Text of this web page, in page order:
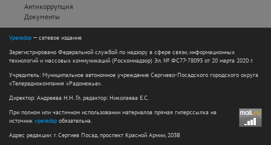
Антикоррупция
Документы
Vperedsp — сетевое издание
Зарегистрировано Федеральной службой по надзору в сфере связи, информационных
технологий и массовых коммуникаций (Роскомнадзор) Эл. № ФС77-78093 от 20 марта 2020 г.
Учредитель: Муниципальное автономное учреждение Сергиево-Посадского городского округа
«Телерадиокомпания «Радонежье».
Директор: Андреева Н.Н. Гл. редактор: Николаева Е.С.
При полном или частичном использовании материалов прямая гиперссылка на
источник vperedsp обязательна.
Адрес редакции: г. Сергиев Посад, проспект Красной Армии, 203В